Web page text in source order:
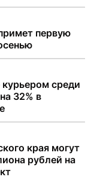
первую
среди
32% в
края могут
рублей на